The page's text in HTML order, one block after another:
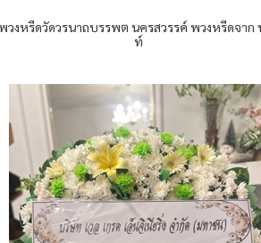
วงหรีดวัดวรนาถบรรพต นครสวรรค์ พวงหรีดจาก
ท์